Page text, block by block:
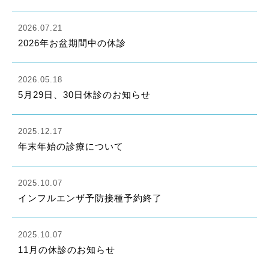
2026.07.21
2026年お盆期間中の休診
2026.05.18
5月29日、30日休診のお知らせ
2025.12.17
年末年始の診療について
2025.10.07
インフルエンザ予防接種予約終了
2025.10.07
11月の休診のお知らせ